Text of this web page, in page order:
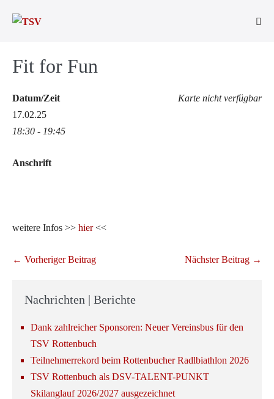
Inhalt
Fit for Fun
Karte nicht verfügbar
Datum/Zeit
17.02.25
18:30 - 19:45
Anschrift
weitere Infos >> hier<<
Beitragsnavigation
← Vorheriger Beitrag Nächster Beitrag →
Nachrichten | Berichte
Dank zahlreicher Sponsoren: Neuer Vereinsbus für den
TSV Rottenbuch
Teilnehmerrekord beim Rottenbucher Radlbiathlon 2026
TSV Rottenbuch als DSV-TALENT-PUNKT
Skilanglauf 2026/2027 ausgezeichnet